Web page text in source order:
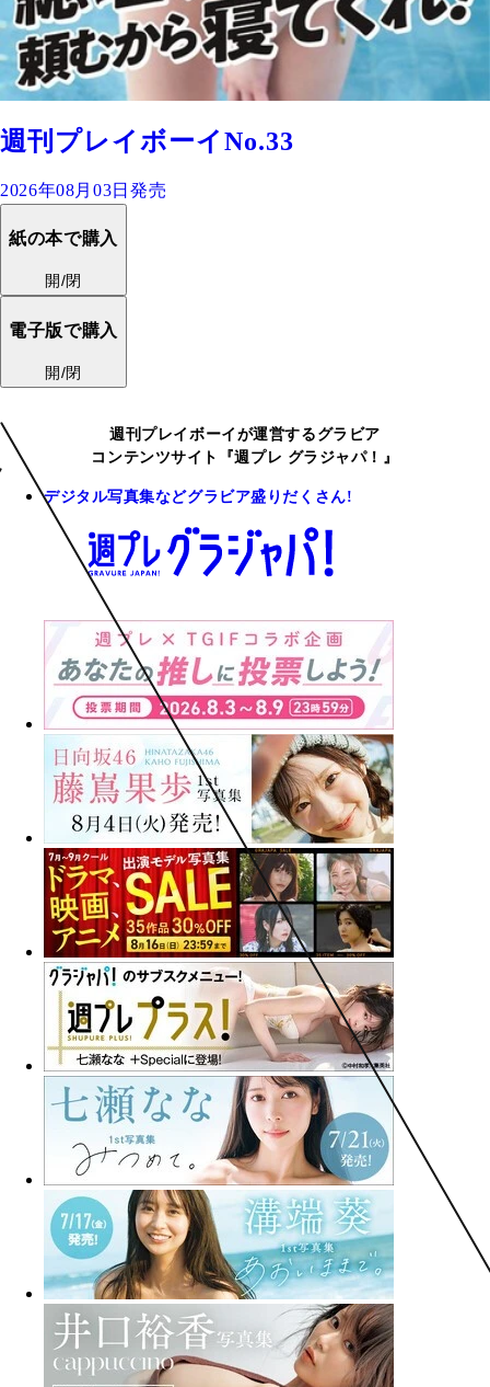
週刊プレイボーイNo.33
2026年08月03日発売
紙の本で購入
開/閉
電子版で購入
開/閉
週刊プレイボーイが運営するグラビア
コンテンツサイト『週プレ グラジャパ！』
デジタル写真集などグラビア盛りだくさん!